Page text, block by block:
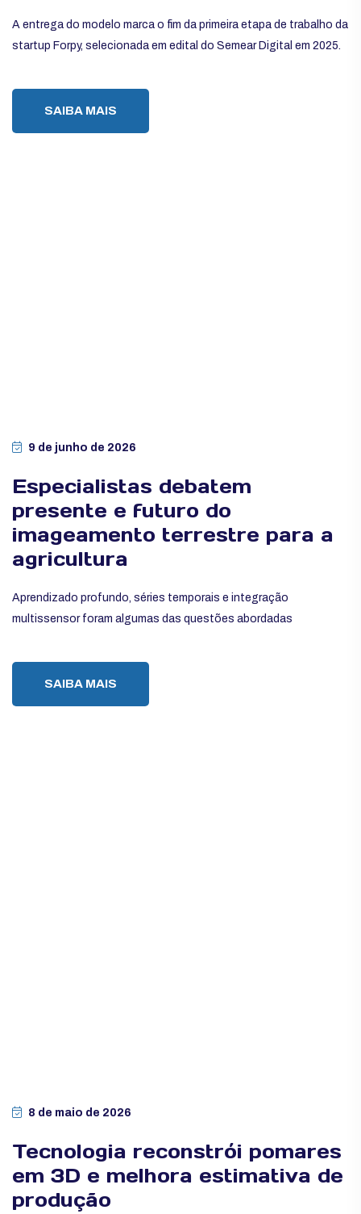
A entrega do modelo marca o fim da primeira etapa de trabalho da
startup Forpy, selecionada em edital do Semear Digital em 2025.
SAIBA MAIS
9 de junho de 2026
Especialistas debatem
presente e futuro do
imageamento terrestre para a
agricultura
Aprendizado profundo, séries temporais e integração
multissensor foram algumas das questões abordadas
SAIBA MAIS
8 de maio de 2026
Tecnologia reconstrói pomares
em 3D e melhora estimativa de
produção